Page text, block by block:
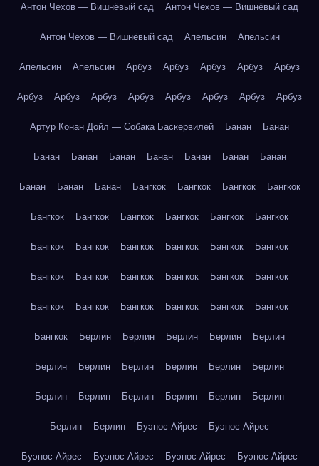
Антон Чехов — Вишнёвый сад Антон Чехов — Вишнёвый сад
Антон Чехов — Вишнёвый сад Апельсин Апельсин
Апельсин Апельсин Арбуз Арбуз Арбуз Арбуз Арбуз
Арбуз Арбуз Арбуз Арбуз Арбуз Арбуз Арбуз Арбуз
Артур Конан Дойл — Собака Баскервилей Банан Банан
Банан Банан Банан Банан Банан Банан Банан
Банан Банан Банан Бангкок Бангкок Бангкок Бангкок
Бангкок Бангкок Бангкок Бангкок Бангкок Бангкок
Бангкок Бангкок Бангкок Бангкок Бангкок Бангкок
Бангкок Бангкок Бангкок Бангкок Бангкок Бангкок
Бангкок Бангкок Бангкок Бангкок Бангкок Бангкок
Бангкок Берлин Берлин Берлин Берлин Берлин
Берлин Берлин Берлин Берлин Берлин Берлин
Берлин Берлин Берлин Берлин Берлин Берлин
Берлин Берлин Буэнос-Айрес Буэнос-Айрес
Буэнос-Айрес Буэнос-Айрес Буэнос-Айрес Буэнос-Айрес